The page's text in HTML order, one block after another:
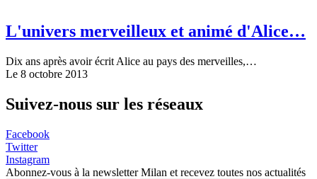
L'univers merveilleux et animé d'Alice…
Dix ans après avoir écrit Alice au pays des merveilles,…
Le 8 octobre 2013
Suivez-nous sur les réseaux
Facebook
Twitter
Instagram
Abonnez-vous à la newsletter Milan et recevez toutes nos actualités